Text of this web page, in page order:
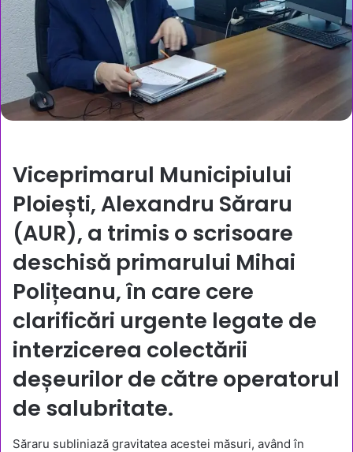
Viceprimarul Municipiului
Ploiești, Alexandru Săraru
(AUR), a trimis o scrisoare
deschisă primarului Mihai
Polițeanu, în care cere
clarificări urgente legate de
interzicerea colectării
deșeurilor de către operatorul
de salubritate.
Săraru subliniază gravitatea acestei măsuri, având în